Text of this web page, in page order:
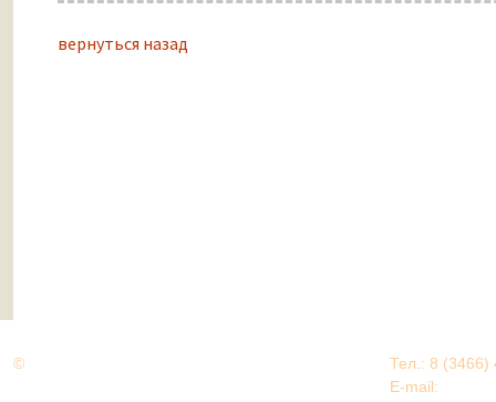
вернуться назад
©
Тел.: 8 (3466)
E-mail: